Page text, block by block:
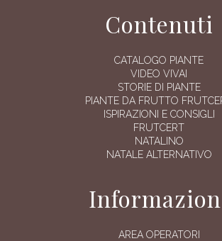
Contenuti
CATALOGO PIANTE
VIDEO VIVAI
STORIE DI PIANTE
PIANTE DA FRUTTO
ISPIRAZIONI E CONSIGLI
FRUTCERT
NATALINO
NATALE ALTERNATIVO
AREA OPERATORI